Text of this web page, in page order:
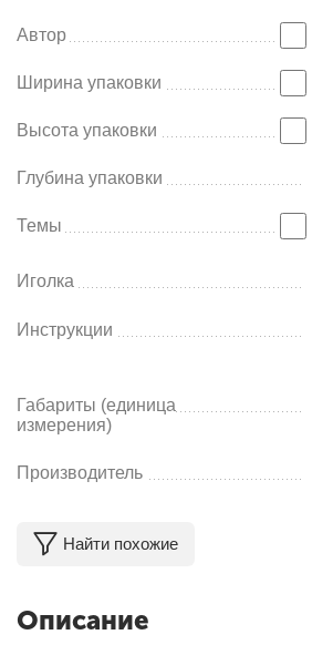
Автор
Ширина упаковки
Высота упаковки
Глубина упаковки
Темы
Иголка
Инструкции
Габариты (единица
измерения)
Производитель
Найти похожие
Описание